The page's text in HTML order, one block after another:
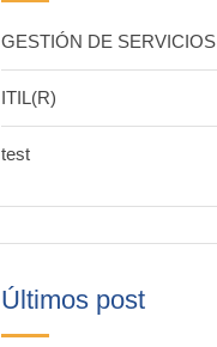
GESTIÓN DE SERVICIOS
ITIL(R)
test
Últimos post